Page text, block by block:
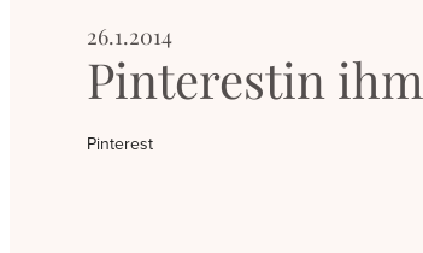
26.1.2014
Pinterestin
Pinterest